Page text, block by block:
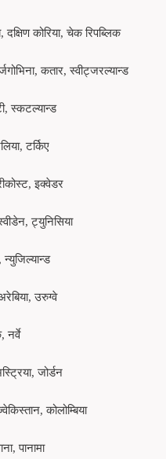
कोरिया, चेक रिपब्लिक
कतार, स्वीट्जरल्यान्ड
स्कटल्यान्ड
टर्किए
इक्वेडर
ट्युनिसिया
उरुग्वे
जोर्डन
कोलोम्बिया
पानामा